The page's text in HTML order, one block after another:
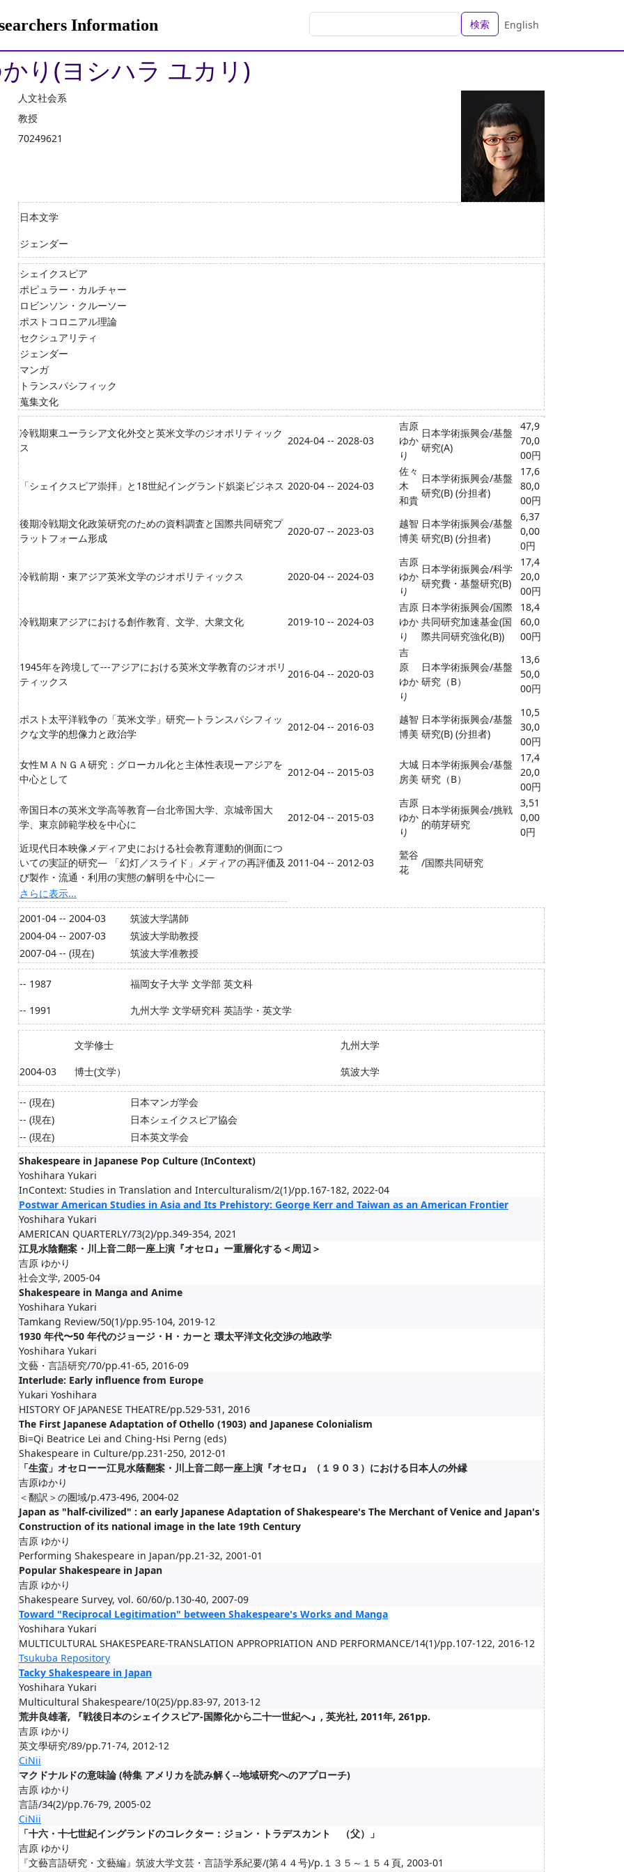
Information 検索 English
り(ヨシハラ ユカリ)
人文社会系
教授
70249621
日本文学
ジェンダー
シェイクスピア
ポピュラー・カルチャー
ロビンソン・クルーソー
ポストコロニアル理論
セクシュアリティ
ジェンダー
マンガ
トランスパシフィック
蒐集文化
冷戦期東ユーラシア文化外交と英米文学のジオポリティック
ス
2024-04 -- 2028-03
吉原
ゆか
り
日本学術振興会/基盤
研究(A)
47,9
70,0
00円
「シェイクスピア崇拝」と18世紀イングランド娯楽ビジネス 2020-04 -- 2024-03
佐々
木
和貴
日本学術振興会/基盤
研究(B) (分担者)
17,6
80,0
00円
後期冷戦期文化政策研究のための資料調査と国際共同研究プ
ラットフォーム形成
2020-07 -- 2023-03
越智
博美
日本学術振興会/基盤
研究(B) (分担者)
6,37
0,00
0円
冷戦前期・東アジア英米文学のジオポリティックス 2020-04 -- 2024-03
吉原
ゆか
り
日本学術振興会/科学
研究費・基盤研究(B)
17,4
20,0
00円
冷戦期東アジアにおける創作教育、文学、大衆文化 2019-10 -- 2024-03
吉原
ゆか
り
日本学術振興会/国際
共同研究加速基金(国
際共同研究強化(B))
18,4
60,0
00円
1945年を跨境して---アジアにおける英米文学教育のジオポリ
ティックス
2016-04 -- 2020-03
吉
原
ゆか
り
日本学術振興会/基盤
研究（B）
13,6
50,0
00円
ポスト太平洋戦争の「英米文学」研究―トランスパシフィッ
クな文学的想像力と政治学
2012-04 -- 2016-03
越智
博美
日本学術振興会/基盤
研究(B) (分担者)
10,5
30,0
00円
女性ＭＡＮＧＡ研究：グローカル化と主体性表現ーアジアを
中心として
2012-04 -- 2015-03
大城
房美
日本学術振興会/基盤
研究（B）
17,4
20,0
00円
帝国日本の英米文学高等教育―台北帝国大学、京城帝国大
学、東京師範学校を中心に
2012-04 -- 2015-03
吉原
ゆか
り
日本学術振興会/挑戦
的萌芽研究
3,51
0,00
0円
近現代日本映像メディア史における社会教育運動的側面につ
いての実証的研究― 「幻灯／スライド」メディアの再評価及
び製作・流通・利用の実態の解明を中心に―
2011-04 -- 2012-03
鷲谷
花
/国際共同研究
さらに表示...
2001-04 -- 2004-03
筑波大学講師
2004-04 -- 2007-03
筑波大学助教授
2007-04 -- (現在)
筑波大学准教授
-- 1987
福岡女子大学 文学部 英文科
-- 1991
九州大学 文学研究科 英語学・英文学
文学修士
九州大学
2004-03
博士(文学） 筑波大学
-- (現在)
日本マンガ学会
-- (現在)
日本シェイクスピア協会
-- (現在)
日本英文学会
Shakespeare in Japanese Pop Culture (InContext)
Yoshihara Yukari
InContext: Studies in Translation and Interculturalism/2(1)/pp.167-182, 2022-04
Postwar American Studies in Asia and Its Prehistory: George Kerr and Taiwan as an American Frontier
Yoshihara Yukari
AMERICAN QUARTERLY/73(2)/pp.349-354, 2021
江見水陰翻案・川上音二郎一座上演『オセロ』ー重層化する＜周辺＞
吉原 ゆかり
社会文学, 2005-04
Shakespeare in Manga and Anime
Yoshihara Yukari
Tamkang Review/50(1)/pp.95-104, 2019-12
1930 年代〜50 年代のジョージ・H・カーと 環太平洋文化交渉の地政学
Yoshihara Yukari
文藝・言語研究/70/pp.41-65, 2016-09
Interlude: Early influence from Europe
Yukari Yoshihara
HISTORY OF JAPANESE THEATRE/pp.529-531, 2016
The First Japanese Adaptation of Othello (1903) and Japanese Colonialism
Bi=Qi Beatrice Lei and Ching-Hsi Perng (eds)
Shakespeare in Culture/pp.231-250, 2012-01
「生蛮」オセローー江見水蔭翻案・川上音二郎一座上演『オセロ』（１９０３）における日本人の外縁
吉原ゆかり
＜翻訳＞の圏域/p.473-496, 2004-02
Japan as "half-civilized" : an early Japanese Adaptation of Shakespeare's The Merchant of Venice and Japan's
Construction of its national image in the late 19th Century
吉原 ゆかり
Performing Shakespeare in Japan/pp.21-32, 2001-01
Popular Shakespeare in Japan
吉原 ゆかり
Shakespeare Survey, vol. 60/60/p.130-40, 2007-09
Toward "Reciprocal Legitimation" between Shakespeare's Works and Manga
Yoshihara Yukari
MULTICULTURAL SHAKESPEARE-TRANSLATION APPROPRIATION AND PERFORMANCE/14(1)/pp.107-122, 2016-12
Tsukuba Repository
Tacky Shakespeare in Japan
Yoshihara Yukari
Multicultural Shakespeare/10(25)/pp.83-97, 2013-12
荒井良雄著, 『戦後日本のシェイクスピア-国際化から二十一世紀へ』, 英光社, 2011年, 261pp.
吉原 ゆかり
英文學研究/89/pp.71-74, 2012-12
CiNii
マクドナルドの意味論 (特集 アメリカを読み解く--地域研究へのアプローチ)
吉原 ゆかり
言語/34(2)/pp.76-79, 2005-02
CiNii
「十六・十七世紀イングランドのコレクター：ジョン・トラデスカント （父）」
吉原 ゆかり
『文藝言語研究・文藝編』筑波大学文芸・言語学系紀要/(第４４号)/p.１３５～１５４頁, 2003-01